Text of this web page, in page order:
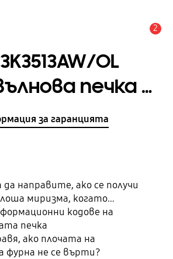
2
OL
печка с
Defrost, 23 л
за гаранцията
направите, ако се получи
лоша миризма, когато
кодове на
печка
ако плочата на
фурна не се върти?